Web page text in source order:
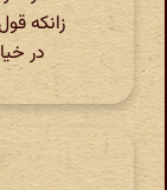
زانکه
در